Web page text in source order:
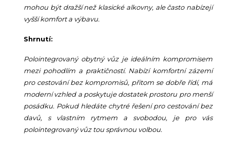
mohou být dražší než klasické alkovny, ale často nabízejí
vyšší komfort a výbavu.
Shrnutí:
Polointegrovaný obytný vůz je ideálním kompromisem
mezi pohodlím a praktičností. Nabízí komfortní zázemí
pro cestování bez kompromisů, přitom se dobře řídí, má
moderní vzhled a poskytuje dostatek prostoru pro menší
posádku. Pokud hledáte chytré řešení pro cestování bez
davů, s vlastním rytmem a svobodou, je pro vás
polointegrovaný vůz tou správnou volbou.